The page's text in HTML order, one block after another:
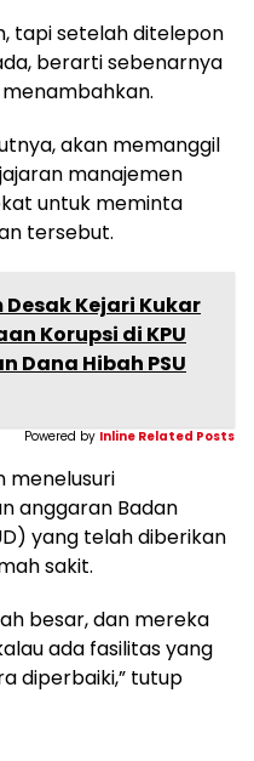
tapi setelah ditelepon
berarti sebenarnya
akan memanggil
manajemen
untuk meminta
tersebut.
Desak Kejari Kukar
Korupsi di KPU
Dana Hibah PSU
Powered by Inline Related Posts
menelusuri
anggaran Badan
yang telah diberikan
sakit.
besar, dan mereka
ada fasilitas yang
diperbaiki,” tutup